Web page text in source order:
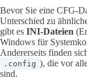
Bevor Sie eine CFG-
Unterschied zu
gibt es INI-Dateien
Windows für
Andererseits finden
.config ), die vor
sind.